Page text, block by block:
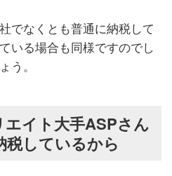
でなくとも普通に納税して
いる場合も同様ですのでし
う。
イト大手ASPさん
しているから